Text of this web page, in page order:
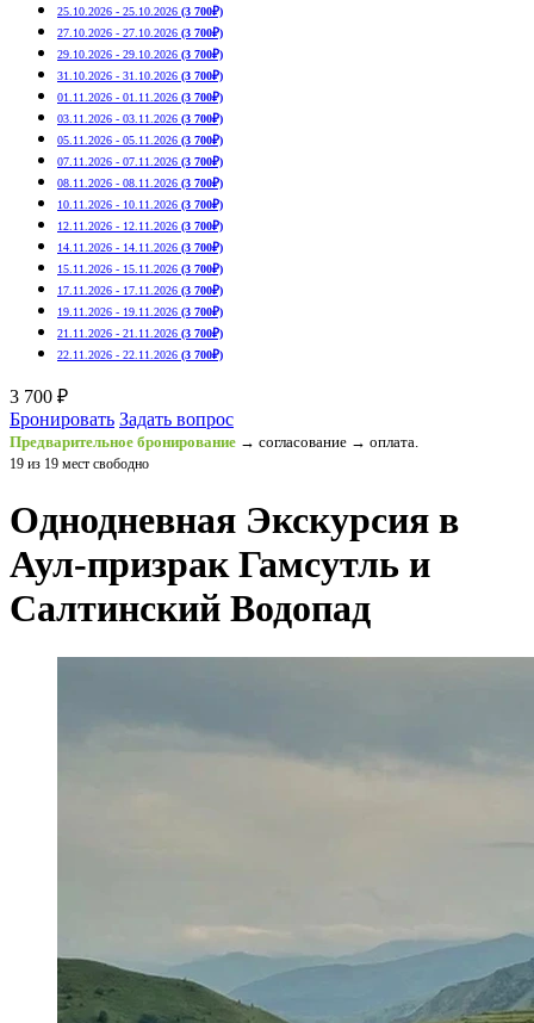
25.10.2026 - 25.10.2026 (3 700₽)
27.10.2026 - 27.10.2026 (3 700₽)
29.10.2026 - 29.10.2026 (3 700₽)
31.10.2026 - 31.10.2026 (3 700₽)
01.11.2026 - 01.11.2026 (3 700₽)
03.11.2026 - 03.11.2026 (3 700₽)
05.11.2026 - 05.11.2026 (3 700₽)
07.11.2026 - 07.11.2026 (3 700₽)
08.11.2026 - 08.11.2026 (3 700₽)
10.11.2026 - 10.11.2026 (3 700₽)
12.11.2026 - 12.11.2026 (3 700₽)
14.11.2026 - 14.11.2026 (3 700₽)
15.11.2026 - 15.11.2026 (3 700₽)
17.11.2026 - 17.11.2026 (3 700₽)
19.11.2026 - 19.11.2026 (3 700₽)
21.11.2026 - 21.11.2026 (3 700₽)
22.11.2026 - 22.11.2026 (3 700₽)
3 700 ₽
Бронировать Задать вопрос
Предварительное бронирование → согласование → оплата.
19 из 19 мест свободно
Однодневная Экскурсия в
Аул-призрак Гамсутль и
Салтинский Водопад